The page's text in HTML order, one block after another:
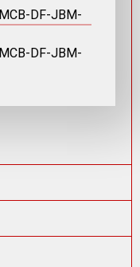
DF-JBM-
DF-JBM-